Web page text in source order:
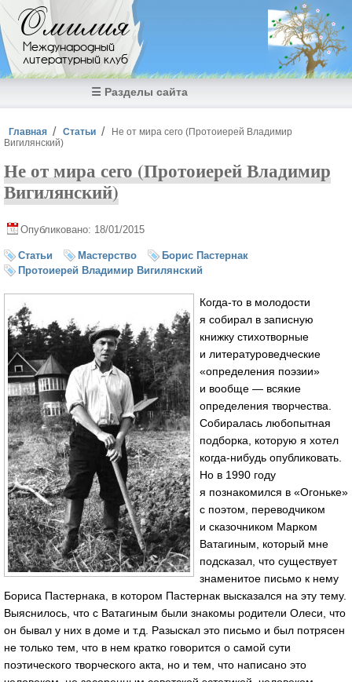
Перейти к основному содержанию
Омилия
Международный
литературный клуб
☰ Разделы сайта
Вы здесь
Главная Статьи
Не от мира сего (Протоиерей Владимир
Вигилянский)
Не от мира сего (Протоиерей Владимир
Вигилянский)
Опубликовано: 18/01/2015
Статьи Мастерство
Борис Пастернак
Протоиерей Владимир Вигилянский
Когда-то в молодости
я собирал в записную
книжку стихотворные
и литературоведческие
«определения поэзии»
и вообще — всякие
определения творчества.
Собиралась любопытная
подборка, которую я хотел
когда-нибудь опубликовать.
Но в 1990 году
я познакомился в «Огоньке»
с поэтом, переводчиком
и сказочником Марком
Ватагиным, который мне
подсказал, что существует
знаменитое письмо к нему
Бориса Пастернака, в котором Пастернак высказался на эту тему.
Выяснилось, что с Ватагиным были знакомы родители Олеси, что
он бывал у них в доме и т.д. Разыскал это письмо и был потрясен
не только тем, что в нем кратко говорится о самой сути
поэтического творческого акта, но и тем, что написано это